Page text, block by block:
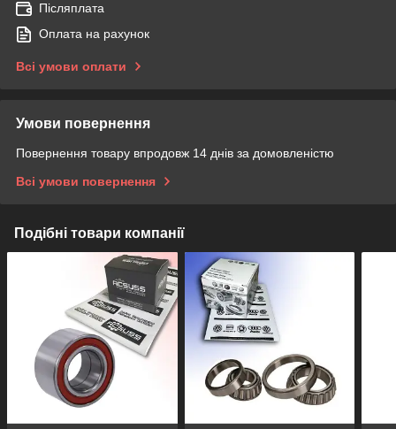
Післяплата
Оплата на рахунок
Всі умови оплати
Умови повернення
Повернення товару впродовж 14 днів за домовленістю
Всі умови повернення
Подібні товари компанії